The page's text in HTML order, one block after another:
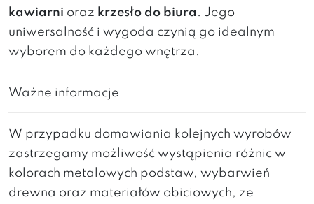
kawiarni oraz krzesło do biura . Jego
uniwersalność i wygoda czynią go idealnym
wyborem do każdego wnętrza.
Ważne informacje
W przypadku domawiania kolejnych wyrobów
zastrzegamy możliwość wystąpienia różnic w
kolorach metalowych podstaw, wybarwień
drewna oraz materiałów obiciowych, ze